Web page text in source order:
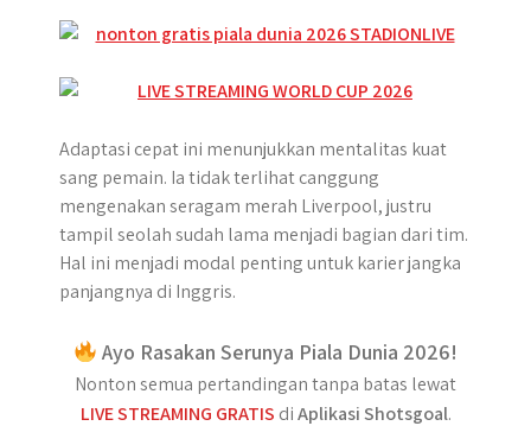
Adaptasi cepat ini menunjukkan mentalitas kuat
sang pemain. Ia tidak terlihat canggung
mengenakan seragam merah Liverpool, justru
tampil seolah sudah lama menjadi bagian dari tim.
Hal ini menjadi modal penting untuk karier jangka
panjangnya di Inggris.
Ayo Rasakan Serunya Piala Dunia 2026!
Nonton semua pertandingan tanpa batas lewat
LIVE STREAMING GRATIS diAplikasi Shotsgoal.